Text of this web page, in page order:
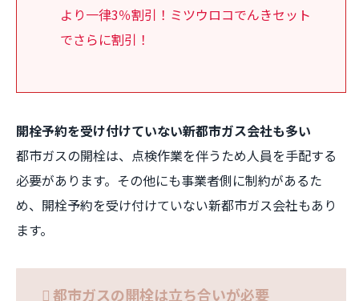
より一律3％割引！ミツウロコでんきセット
でさらに割引！
開栓予約を受け付けていない新都市ガス会社も多い
都市ガスの開栓は、点検作業を伴うため人員を手配する
必要があります。その他にも事業者側に制約があるた
め、開栓予約を受け付けていない新都市ガス会社もあり
ます。
都市ガスの開栓は立ち合いが必要